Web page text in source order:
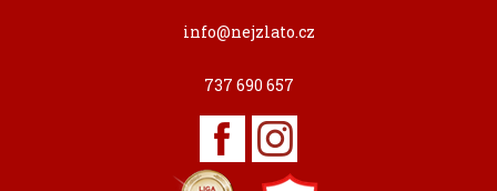
info@nejzlato.cz
737 690 657